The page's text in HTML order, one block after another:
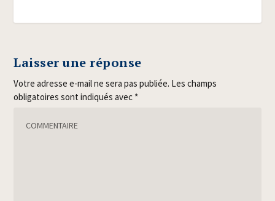
Laisser une réponse
Votre adresse e-mail ne sera pas publiée. Les champs
obligatoires sont indiqués avec *